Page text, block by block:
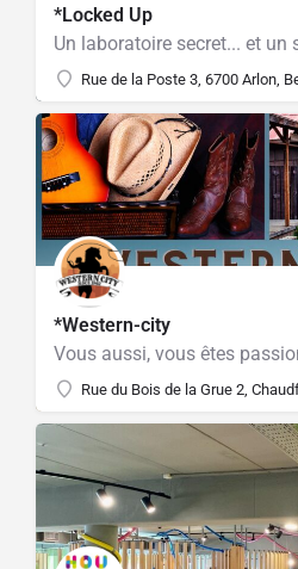
*Locked Up
Rue de la Poste 3, 6700 Arlon,
*Western-city
Rue du Bois de la Grue 2,